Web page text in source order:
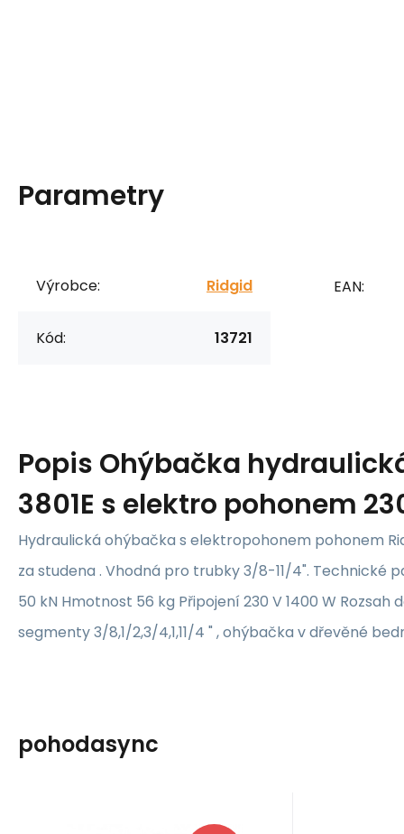
Parametry
Výrobce: Ridgid
Kód: 13721
EAN:
Popis Ohýbačka
3801E s elektro pohonem
Hydraulická ohýbačka s elektropohonem pohonem
za studena . Vhodná pro trubky 3/8-11/4". Technické
50 kN Hmotnost 56 kg Připojení 230 V 1400 W Rozsah
segmenty 3/8,1/2,3/4,1,11/4 " , ohýbačka v dřevěné
pohodasync